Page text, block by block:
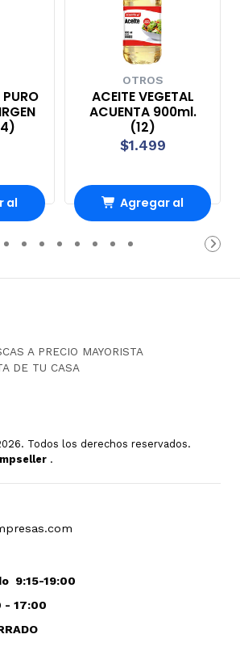
al
OTROS
ACEITE VEGETAL
ACUENTA 900ml.
(12)
$1.499
Agregar al
Carro
A PRECIO MAYORISTA
DE TU CASA
Todos los derechos reservados.
.
9:15-19:00
- 17:00